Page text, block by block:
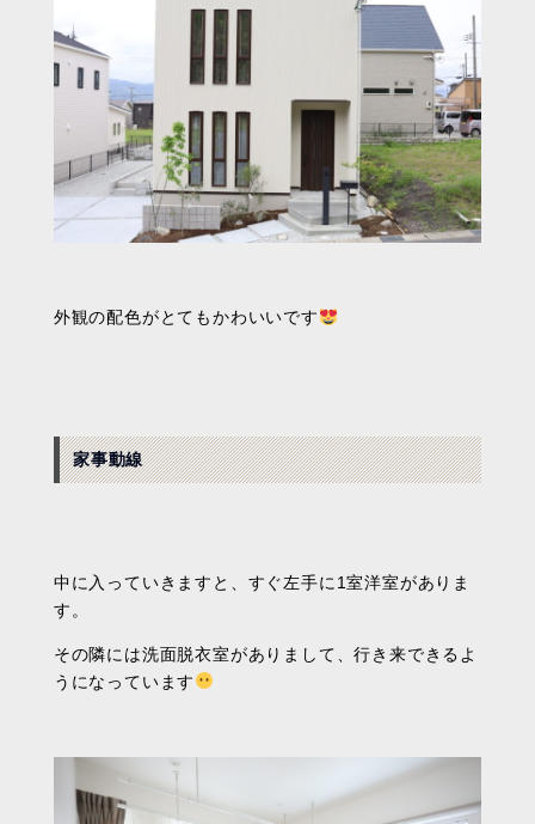
外観の配色がとてもかわいいです
家事動線
中に入っていきますと、すぐ左手に1室洋室がありま
す。
その隣には洗面脱衣室がありまして、行き来できるよ
うになっています